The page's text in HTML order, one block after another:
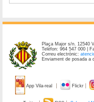
Plaça Major s/n. 12540
Telèfon: 964 547 000 |
Correu electrònic:
Enviament de posada a
App Vila-real Flickr